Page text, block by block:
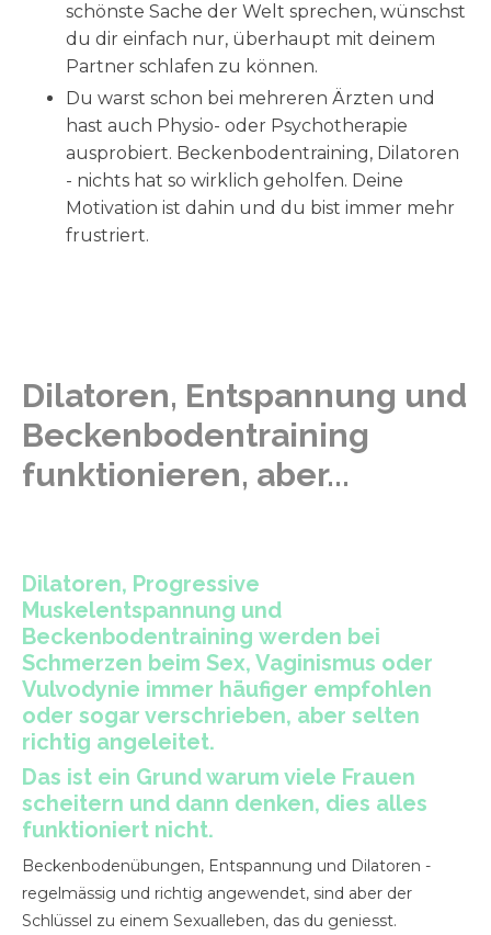
schönste Sache der Welt sprechen, wünschst
du dir einfach nur, überhaupt mit deinem
Partner schlafen zu können.
Du warst schon bei mehreren Ärzten und
hast auch Physio- oder Psychotherapie
ausprobiert. Beckenbodentraining, Dilatoren
- nichts hat so wirklich geholfen. Deine
Motivation ist dahin und du bist immer mehr
frustriert.
Dilatoren, Entspannung und
Beckenbodentraining
funktionieren, aber...
Dilatoren, Progressive
Muskelentspannung und
Beckenbodentraining werden bei
Schmerzen beim Sex, Vaginismus oder
Vulvodynie immer häufiger empfohlen
oder sogar verschrieben, aber selten
richtig angeleitet.
Das ist ein Grund warum viele Frauen
scheitern und dann denken, dies alles
funktioniert nicht.
Beckenbodenübungen, Entspannung und Dilatoren -
regelmässig und richtig angewendet, sind aber der
Schlüssel zu einem Sexualleben, das du geniesst.